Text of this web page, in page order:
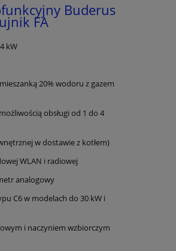
zł
Buderus
FA
kW
20% wodoru z gazem
obsługi od 1 do 4
w dostawie z kotłem)
WLAN i radiowej
analogowy
C6 w modelach do 30 kW i
i naczyniem wzbiorczym